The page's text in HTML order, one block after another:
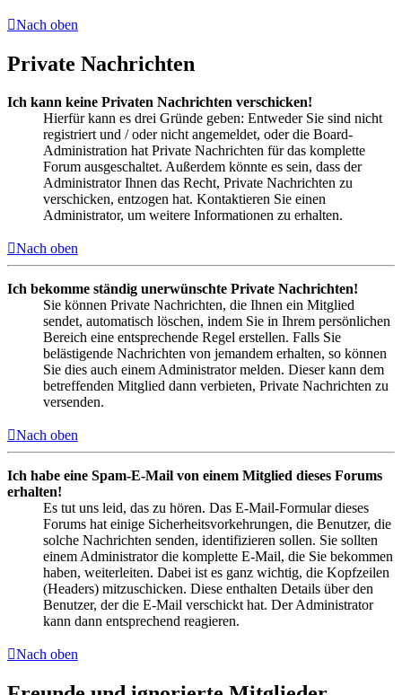
Nach oben
Private Nachrichten
Ich kann keine Privaten Nachrichten verschicken!
Hierfür kann es drei Gründe geben: Entweder Sie sind nicht
registriert und / oder nicht angemeldet, oder die Board-
Administration hat Private Nachrichten für das komplette
Forum ausgeschaltet. Außerdem könnte es sein, dass der
Administrator Ihnen das Recht, Private Nachrichten zu
verschicken, entzogen hat. Kontaktieren Sie einen
Administrator, um weitere Informationen zu erhalten.
Nach oben
Ich bekomme ständig unerwünschte Private Nachrichten!
Sie können Private Nachrichten, die Ihnen ein Mitglied
sendet, automatisch löschen, indem Sie in Ihrem persönlichen
Bereich eine entsprechende Regel erstellen. Falls Sie
belästigende Nachrichten von jemandem erhalten, so können
Sie dies auch einem Administrator melden. Dieser kann dem
betreffenden Mitglied dann verbieten, Private Nachrichten zu
versenden.
Nach oben
Ich habe eine Spam-E-Mail von einem Mitglied dieses Forums
erhalten!
Es tut uns leid, das zu hören. Das E-Mail-Formular dieses
Forums hat einige Sicherheitsvorkehrungen, die Benutzer, die
solche Nachrichten senden, identifizieren sollen. Sie sollten
einem Administrator die komplette E-Mail, die Sie bekommen
haben, weiterleiten. Dabei ist es ganz wichtig, die Kopfzeilen
(Headers) mitzuschicken. Diese enthalten Details über den
Benutzer, der die E-Mail verschickt hat. Der Administrator
kann dann entsprechend reagieren.
Nach oben